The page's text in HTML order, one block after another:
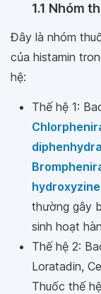
1.1 Nhóm
Đây là nhóm
của histamin
hệ:
Thế hệ 1:
thường gây
sinh hoạt
Thế hệ 2:
Loratadin,
Thuốc thế